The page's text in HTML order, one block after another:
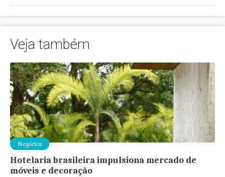
Veja também
Negócios
Hotelaria brasileira impulsiona mercado de
móveis e decoração